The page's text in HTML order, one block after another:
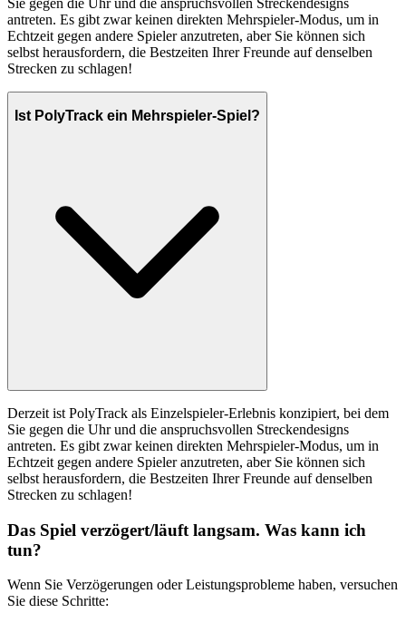
antreten. Es gibt zwar keinen direkten Mehrspieler-Modus, um in
Echtzeit gegen andere Spieler anzutreten, aber Sie können sich
selbst herausfordern, die Bestzeiten Ihrer Freunde auf denselben
Strecken zu schlagen!
Ist PolyTrack ein Mehrspieler-Spiel?
Derzeit ist PolyTrack als Einzelspieler-Erlebnis konzipiert, bei dem
Sie gegen die Uhr und die anspruchsvollen Streckendesigns
antreten. Es gibt zwar keinen direkten Mehrspieler-Modus, um in
Echtzeit gegen andere Spieler anzutreten, aber Sie können sich
selbst herausfordern, die Bestzeiten Ihrer Freunde auf denselben
Strecken zu schlagen!
Das Spiel verzögert/läuft langsam. Was kann ich
tun?
Wenn Sie Verzögerungen oder Leistungsprobleme haben, versuchen
Sie diese Schritte: